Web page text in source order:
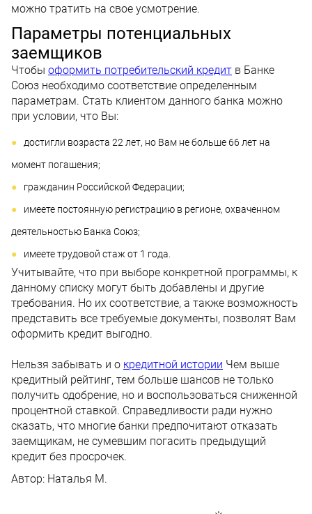
можно тратить на свое усмотрение.
Параметры потенциальных
заемщиков
Чтобы оформить потребительский кредит в Банке
Союз необходимо соответствие определенным
параметрам. Стать клиентом данного банка можно
при условии, что Вы:
достигли возраста 22 лет, но Вам не больше 66 лет на
момент погашения;
гражданин Российской Федерации;
имеете постоянную регистрацию в регионе, охваченном
деятельностью Банка Союз;
имеете трудовой стаж от 1 года.
Учитывайте, что при выборе конкретной программы, к
данному списку могут быть добавлены и другие
требования. Но их соответствие, а также возможность
представить все требуемые документы, позволят Вам
оформить кредит выгодно.
Нельзя забывать и о кредитной истории Чем выше
кредитный рейтинг, тем больше шансов не только
получить одобрение, но и воспользоваться сниженной
процентной ставкой. Справедливости ради нужно
сказать, что многие банки предпочитают отказать
заемщикам, не сумевшим погасить предыдущий
кредит без просрочек.
Автор: Наталья М.